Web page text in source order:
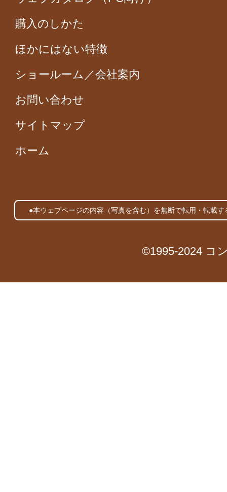
購入のしかた
ほかにはない特徴
ショールーム／会社案内
お問い合わせ
サイトマップ
ホーム
●本ウェブページの内容（写真を含む）を無断で転用・転載
©1995-2024 コ